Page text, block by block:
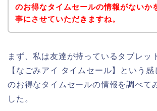
のお得なタイムセールの情報がないか
事にさせていただきますね。
まず、私は友達が持っているタブレッ
【なごみアイ タイムセール】という感
のお得なタイムセールの情報を調べて
した。